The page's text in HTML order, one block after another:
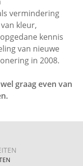
vermindering
kleur,
kennis
van nieuwe
in 2008.
graag even van